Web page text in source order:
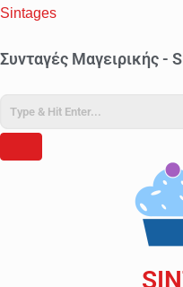
Sintages
Συνταγές Μαγειρικής -